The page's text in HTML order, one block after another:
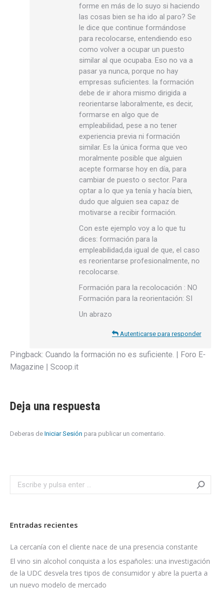
forme en más de lo suyo si haciendo
las cosas bien se ha ido al paro? Se
le dice que continue formándose
para recolocarse, entendiendo eso
como volver a ocupar un puesto
similar al que ocupaba. Eso no va a
pasar ya nunca, porque no hay
empresas suficientes. la formación
debe de ir ahora mismo dirigida a
reorientarse laboralmente, es decir,
formarse en algo que de
empleabilidad, pese a no tener
experiencia previa ni formación
similar. Es la única forma que veo
moralmente posible que alguien
acepte formarse hoy en día, para
cambiar de puesto o sector. Para
optar a lo que ya tenía y hacía bien,
dudo que alguien sea capaz de
motivarse a recibir formación.
Con este ejemplo voy a lo que tu
dices: formación para la
empleabilidad,da igual de que, el caso
es reorientarse profesionalmente, no
recolocarse.
Formación para la recolocación : NO
Formación para la reorientación: SI
Un abrazo
Autenticarse para responder
Pingback: Cuando la formación no es suficiente. | Foro E-
Magazine | Scoop.it
Deja una respuesta
Deberas de Iniciar Sesión para publicar un comentario.
Search:
Entradas recientes
La cercanía con el cliente nace de una presencia constante
El vino sin alcohol conquista a los españoles: una investigación
de la UDC desvela tres tipos de consumidor y abre la puerta a
un nuevo modelo de mercado